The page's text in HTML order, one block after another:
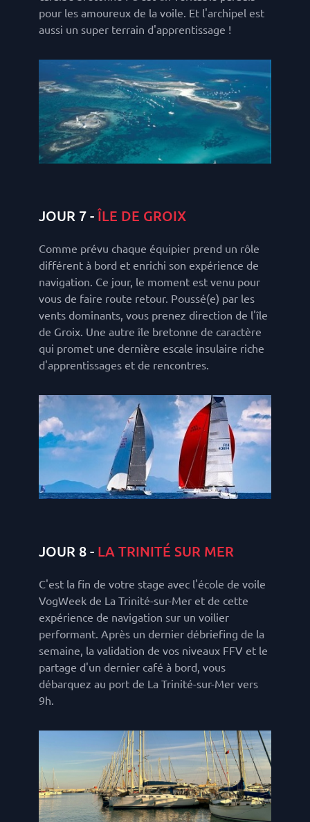
pour les amoureux de la voile. Et l'archipel est
aussi un super terrain d'apprentissage !
JOUR 7 -ÎLE DE GROIX
Comme prévu chaque équipier prend un rôle
différent à bord et enrichi son expérience de
navigation. Ce jour, le moment est venu pour
vous de faire route retour. Poussé(e) par les
vents dominants, vous prenez direction de l'île
de Groix. Une autre île bretonne de caractère
qui promet une dernière escale insulaire riche
d'apprentissages et de rencontres.
JOUR 8 - LA TRINITÉ SUR MER
C'est la fin de votre stage avec l'école de voile
VogWeek de La Trinité-sur-Mer et de cette
expérience de navigation sur un voilier
performant. Après un dernier débriefing de la
semaine, la validation de vos niveaux FFV et le
partage d'un dernier café à bord, vous
débarquez au port de La Trinité-sur-Mer vers
9h.